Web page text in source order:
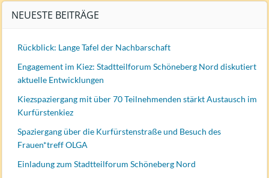
NEUESTE BEITRÄGE
Rückblick: Lange Tafel der Nachbarschaft
Engagement im Kiez: Stadtteilforum Schöneberg Nord diskutiert
aktuelle Entwicklungen
Kiezspaziergang mit über 70 Teilnehmenden stärkt Austausch im
Kurfürstenkiez
Spaziergang über die Kurfürstenstraße und Besuch des
Frauen*treff OLGA
Einladung zum Stadtteilforum Schöneberg Nord